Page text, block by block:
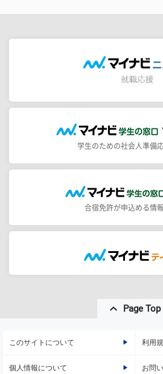
学生のための社会人準備
合宿免許が申込める情
Page Top
このサイトについて 利用
個人情報について お問